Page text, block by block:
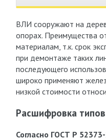
ВЛИ сооружают на
опорах. Преимущества
материалам, т.к. срок
при демонтаже таких
последующего
широко применяют
низкой стоимости
Расшифровка
Согласно ГОСТ Р